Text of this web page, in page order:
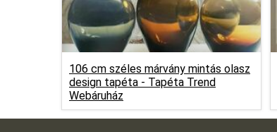
106 cm széles márvány mintás olasz
design tapéta - Tapéta Trend
Webáruház